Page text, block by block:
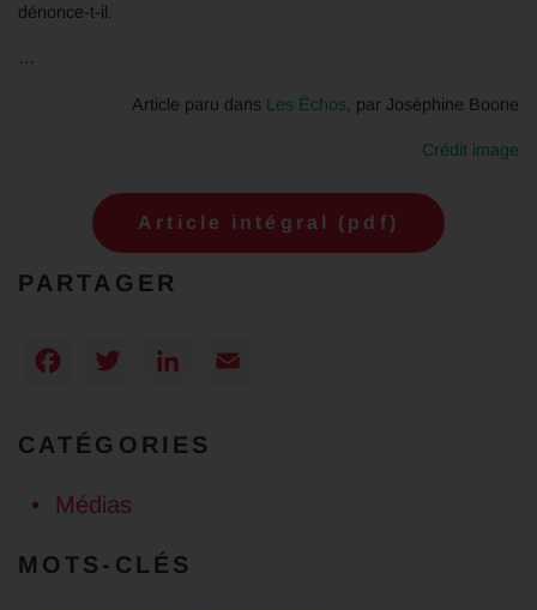
dénonce-t-il.
Article paru dans Les Échos , par Joséphine Boone
Crédit image
Article intégral (pdf)
PARTAGER
Facebook
TwitterLinkedIn
CATÉGORIES
Médias
MOTS-CLÉS